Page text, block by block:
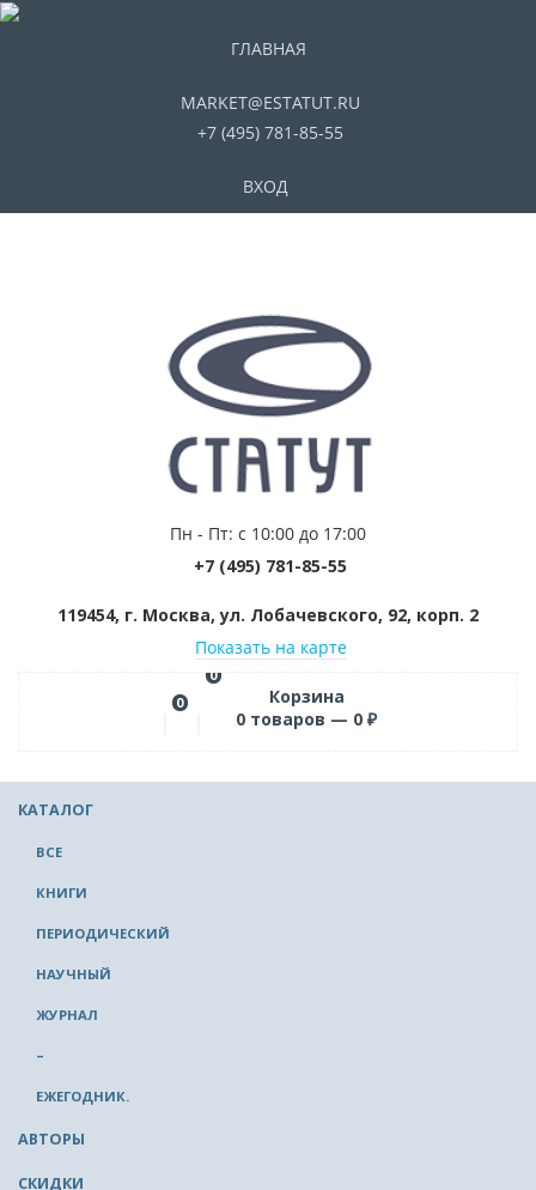
ГЛАВНАЯ
MARKET@ESTATUT.RU
+7 (495) 781-85-55
ВХОД
Пн - Пт: с 10:00 до 17:00
+7 (495) 781-85-55
119454, г. Москва, ул. Лобачевского, 92, корп. 2
Показать на карте
0
0
Корзина
0 товаров — 0 ₽
КАТАЛОГ
ВСЕ
КНИГИ
ПЕРИОДИЧЕСКИЙ
НАУЧНЫЙ
ЖУРНАЛ
–
ЕЖЕГОДНИК.
АВТОРЫ
СКИДКИ